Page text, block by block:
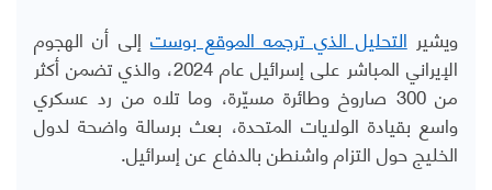
ويشير التحليل الذي ترجمه الموقع بوست إلى أن الهجوم
الإيراني المباشر على إسرائيل عام 2024، والذي تضمن أكثر
من 300 صاروخ وطائرة مسيّرة، وما تلاه من رد عسكري
واسع بقيادة الولايات المتحدة، بعث برسالة واضحة لدول
الخليج حول التزام واشنطن بالدفاع عن إسرائيل.